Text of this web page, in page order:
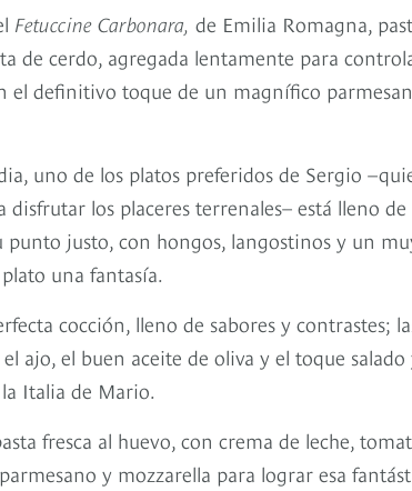
Fetuccine Carbonara, de Emilia Romagna,
de cerdo, agregada lentamente para
el definitivo toque de un magnífico
uno de los platos preferidos de Sergio
los placeres terrenales– está lleno de
punto justo, con hongos, langostinos y un
una fantasía.
cocción, lleno de sabores y contrastes;
ajo, el buen aceite de oliva y el toque salado
Italia de Mario.
fresca al huevo, con crema de leche,
y mozzarella para lograr esa